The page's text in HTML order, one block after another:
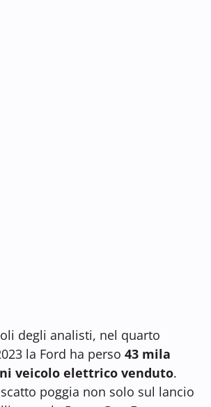
degli analisti, nel quarto
la Ford ha perso 43 mila
veicolo elettrico venduto.
poggia non solo sul lancio